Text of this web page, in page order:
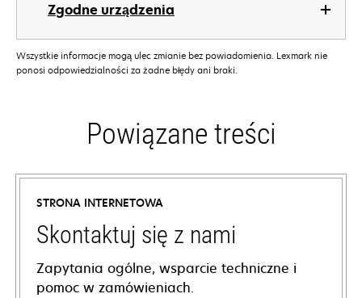
Zgodne urządzenia
Wszystkie informacje mogą ulec zmianie bez powiadomienia. Lexmark nie
ponosi odpowiedzialności za żadne błędy ani braki.
Powiązane treści
STRONA INTERNETOWA
Skontaktuj się z nami
Zapytania ogólne, wsparcie techniczne i
pomoc w zamówieniach.